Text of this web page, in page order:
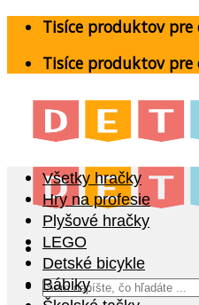
Skip
content
Tisíce produktov
Tisíce produktov
Hľadať:
Všetky hračky
Hry na profesie
Plyšové hračky
LEGO
Detské bicykle
Bábiky